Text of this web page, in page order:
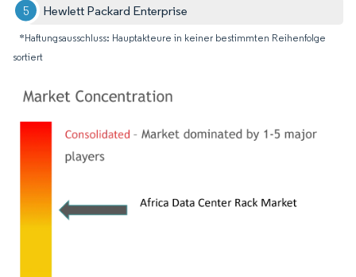
Hewlett Packard Enterprise
*Haftungsausschluss: Hauptakteure in keiner bestimmten Reihenfolge
sortiert